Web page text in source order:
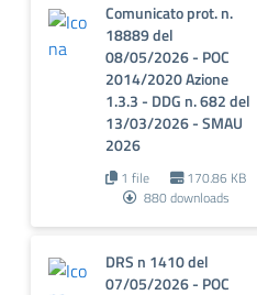
Comunicato prot. n.
18889 del
08/05/2026 - POC
2014/2020 Azione
1.3.3 - DDG n. 682 del
13/03/2026 - SMAU
2026
1 file
170.86 KB
880 downloads
DRS n 1410 del
07/05/2026 - POC